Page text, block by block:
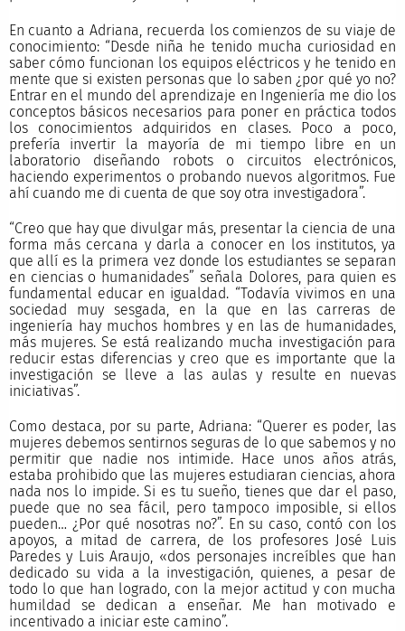
En cuanto a Adriana, recuerda los comienzos de su viaje de
conocimiento: “Desde niña he tenido mucha curiosidad en
saber cómo funcionan los equipos eléctricos y he tenido en
mente que si existen personas que lo saben ¿por qué yo no?
Entrar en el mundo del aprendizaje en Ingeniería me dio los
conceptos básicos necesarios para poner en práctica todos
los conocimientos adquiridos en clases. Poco a poco,
prefería invertir la mayoría de mi tiempo libre en un
laboratorio diseñando robots o circuitos electrónicos,
haciendo experimentos o probando nuevos algoritmos. Fue
ahí cuando me di cuenta de que soy otra investigadora”.
“Creo que hay que divulgar más, presentar la ciencia de una
forma más cercana y darla a conocer en los institutos, ya
que allí es la primera vez donde los estudiantes se separan
en ciencias o humanidades” señala Dolores, para quien es
fundamental educar en igualdad. “Todavía vivimos en una
sociedad muy sesgada, en la que en las carreras de
ingeniería hay muchos hombres y en las de humanidades,
más mujeres. Se está realizando mucha investigación para
reducir estas diferencias y creo que es importante que la
investigación se lleve a las aulas y resulte en nuevas
iniciativas”.
Como destaca, por su parte, Adriana: “Querer es poder, las
mujeres debemos sentirnos seguras de lo que sabemos y no
permitir que nadie nos intimide. Hace unos años atrás,
estaba prohibido que las mujeres estudiaran ciencias, ahora
nada nos lo impide. Si es tu sueño, tienes que dar el paso,
puede que no sea fácil, pero tampoco imposible, si ellos
pueden… ¿Por qué nosotras no?”. En su caso, contó con los
apoyos, a mitad de carrera, de los profesores José Luis
Paredes y Luis Araujo, «dos personajes increíbles que han
dedicado su vida a la investigación, quienes, a pesar de
todo lo que han logrado, con la mejor actitud y con mucha
humildad se dedican a enseñar. Me han motivado e
incentivado a iniciar este camino”.